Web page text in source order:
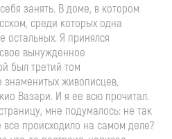
занять. В доме, в котором
среди которых одна
остальных. Я принялся
вынужденное
был третий том
живописцев,
Вазари. И я ее всю прочитал.
мне подумалось: не так
происходило на самом деле?